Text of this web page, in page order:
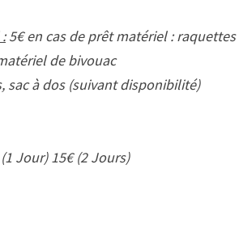
5€ en cas de prêt matériel :
de bivouac
sac à dos (suivant disponibilité)
Jour) 15€ (2 Jours)